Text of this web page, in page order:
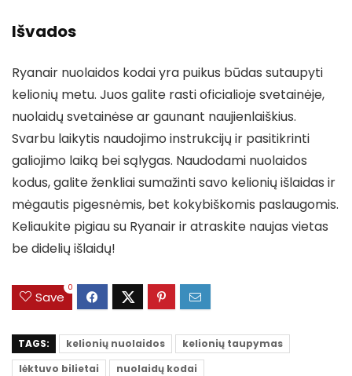
Išvados
Ryanair nuolaidos kodai yra puikus būdas sutaupyti
kelionių metu. Juos galite rasti oficialioje svetainėje,
nuolaidų svetainėse ar gaunant naujienlaiškius.
Svarbu laikytis naudojimo instrukcijų ir pasitikrinti
galiojimo laiką bei sąlygas. Naudodami nuolaidos
kodus, galite ženkliai sumažinti savo kelionių išlaidas ir
mėgautis pigesnėmis, bet kokybiškomis paslaugomis.
Keliaukite pigiau su Ryanair ir atraskite naujas vietas
be didelių išlaidų!
Save
0
TAGS: kelionių nuolaidos
kelionių taupymas
lėktuvo bilietai
nuolaidų kodai